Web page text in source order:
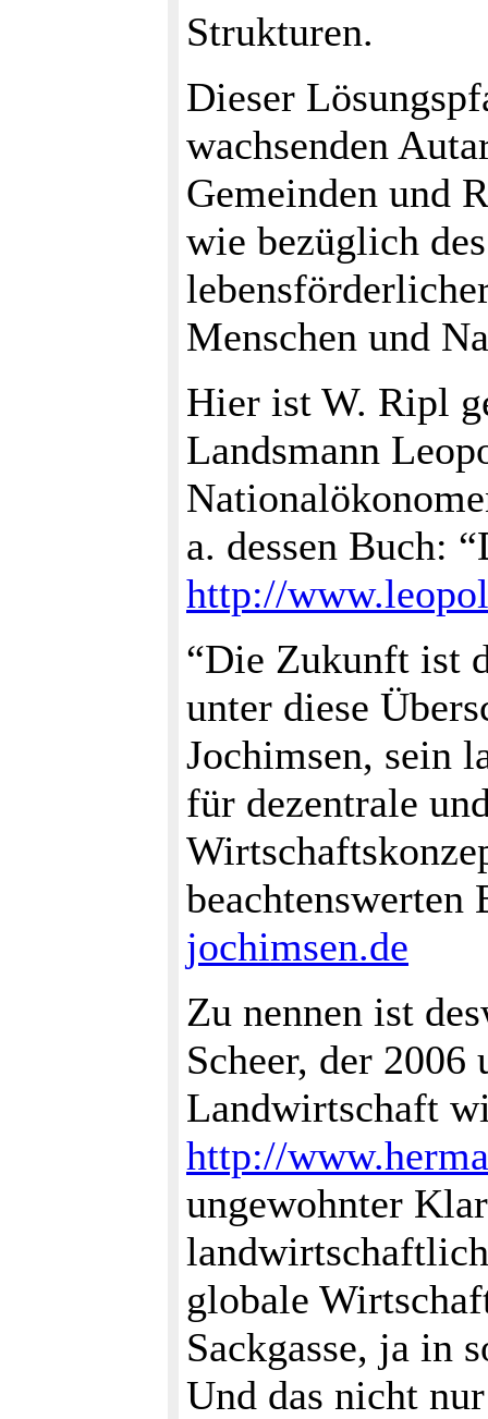
Strukturen.
Dieser
wachsenden
Gemeinden und
wie bezüglich
Menschen und
Hier ist W. Ripl
Landsmann
a. dessen Buch:
http://
“Die Zukunft ist
unter diese
Jochimsen, sein
für dezentrale
jochimsen.de
Zu nennen ist
Scheer, der
Landwirtschaft
http://
ungewohnter
globale
Sackgasse, ja in
Und das nicht